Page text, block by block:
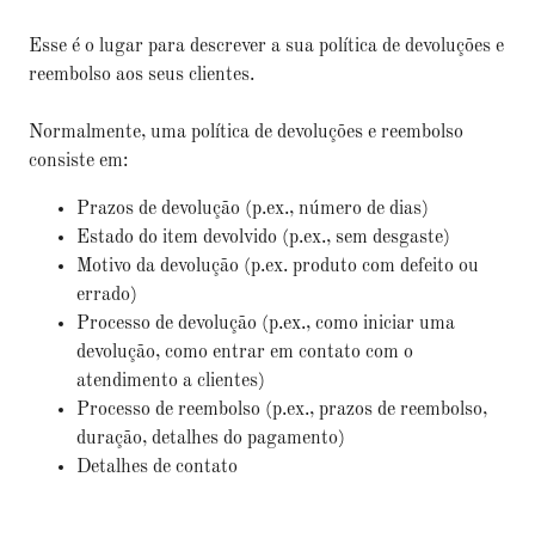
Esse é o lugar para descrever a sua política de devoluções e
reembolso aos seus clientes.
Normalmente, uma política de devoluções e reembolso
consiste em:
Prazos de devolução (p.ex., número de dias)
Estado do item devolvido (p.ex., sem desgaste)
Motivo da devolução (p.ex. produto com defeito ou
errado)
Processo de devolução (p.ex., como iniciar uma
devolução, como entrar em contato com o
atendimento a clientes)
Processo de reembolso (p.ex., prazos de reembolso,
duração, detalhes do pagamento)
Detalhes de contato